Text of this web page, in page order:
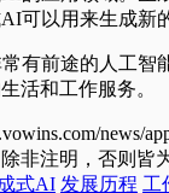
可以用来生成新
有前途的人工
活和工作服务。
news/
非注明，否则皆
式AI 发展历程 工